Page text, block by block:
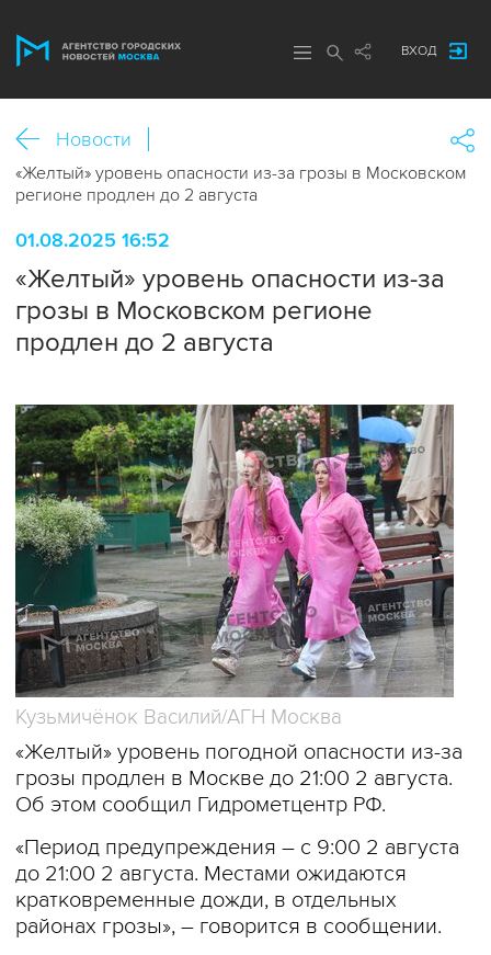
ВХОД
Новости
«Желтый» уровень опасности из-за грозы в Московском
регионе продлен до 2 августа
01.08.2025 16:52
«Желтый» уровень опасности из-за
грозы в Московском регионе
продлен до 2 августа
Кузьмичёнок Василий/АГН Москва
«Желтый» уровень погодной опасности из-за
грозы продлен в Москве до 21:00 2 августа.
Об этом сообщил Гидрометцентр РФ.
«Период предупреждения – с 9:00 2 августа
до 21:00 2 августа. Местами ожидаются
кратковременные дожди, в отдельных
районах грозы», – говорится в сообщении.